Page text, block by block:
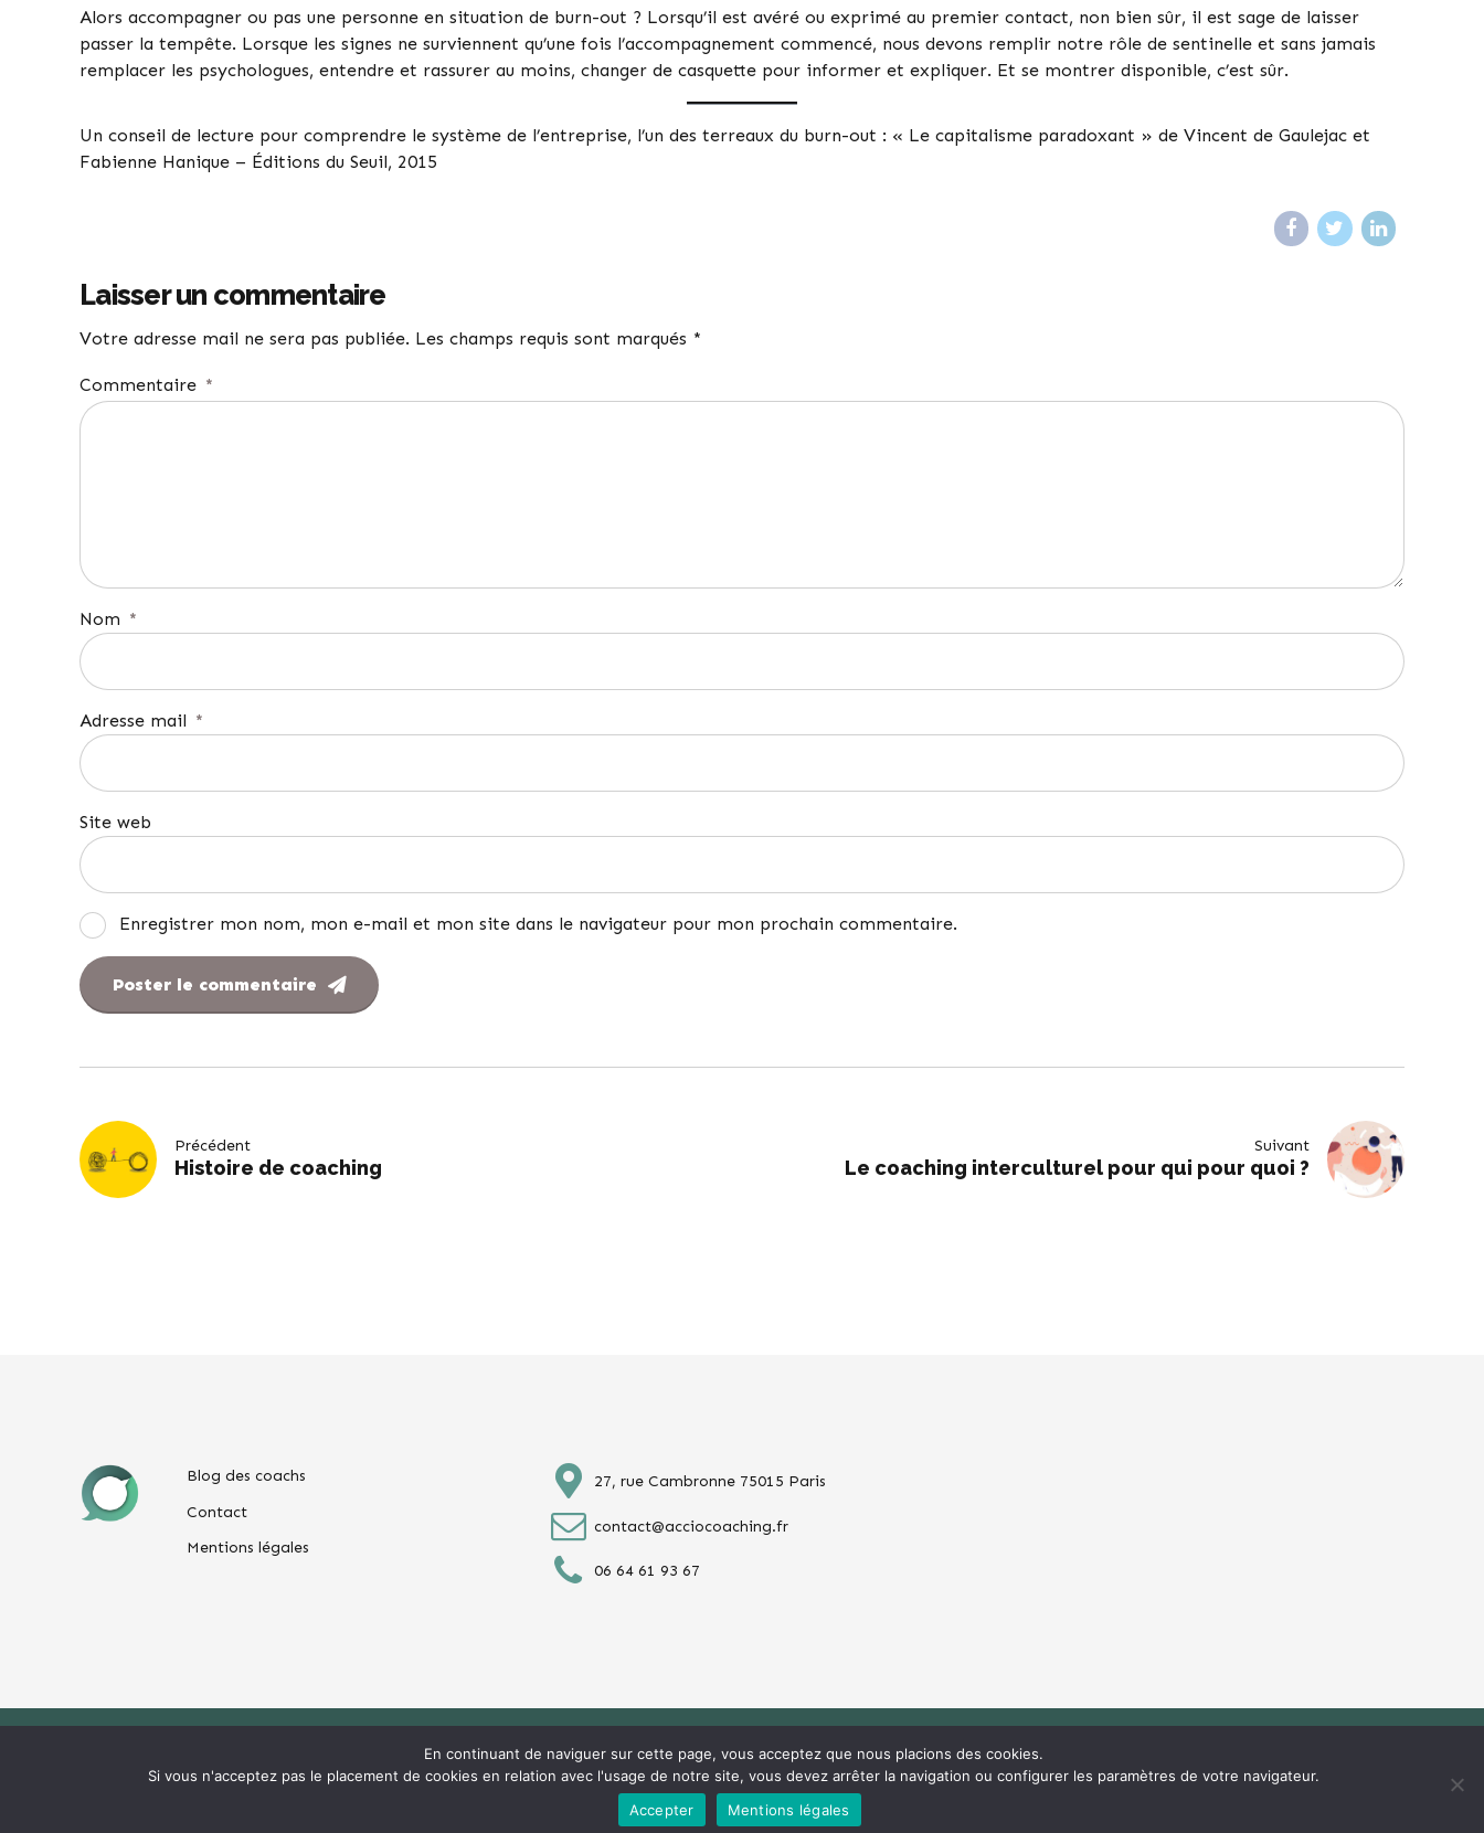
Alors accompagner ou pas une personne en situation de burn-out ? Lorsqu’il est avéré ou exprimé au premier contact, non bien sûr, il est sage de laisser
passer la tempête. Lorsque les signes ne surviennent qu’une fois l’accompagnement commencé, nous devons remplir notre rôle de sentinelle et sans jamais
remplacer les psychologues, entendre et rassurer au moins, changer de casquette pour informer et expliquer. Et se montrer disponible, c’est sûr.
Un conseil de lecture pour comprendre le système de l’entreprise, l’un des terreaux du burn-out : « Le capitalisme paradoxant » de Vincent de Gaulejac et
Fabienne Hanique – Éditions du Seuil, 2015
Laisser un commentaire
Votre adresse mail ne sera pas publiée. Les champs requis sont marqués *
Commentaire *
Nom *
Adresse mail *
Site web
Enregistrer mon nom, mon e-mail et mon site dans le navigateur pour mon prochain commentaire.
Poster le commentaire
Précédent
Histoire de coaching
Suivant
Le coaching interculturel pour qui pour quoi ?
Blog des coachs
Contact
Mentions légales
27, rue Cambronne 75015 Paris
contact@acciocoaching.fr
06 64 61 93 67
Copyright © 2026 ACCIO Coaching Retour au début
En continuant de naviguer sur cette page, vous acceptez que nous placions des cookies.
Si vous n'acceptez pas le placement de cookies en relation avec l'usage de notre site, vous devez arrêter la navigation ou configurer les paramètres de votre navigateur.
Accepter
Mentions légales